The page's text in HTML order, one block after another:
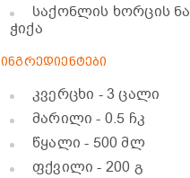
საქონლის ხორცის
ჭიქა
ინგრედიენტები
კვერცხი - 3 ცალი
მარილი- 0.5 ჩკ
წყალი- 500 მლ
ფქვილი- 200 გ